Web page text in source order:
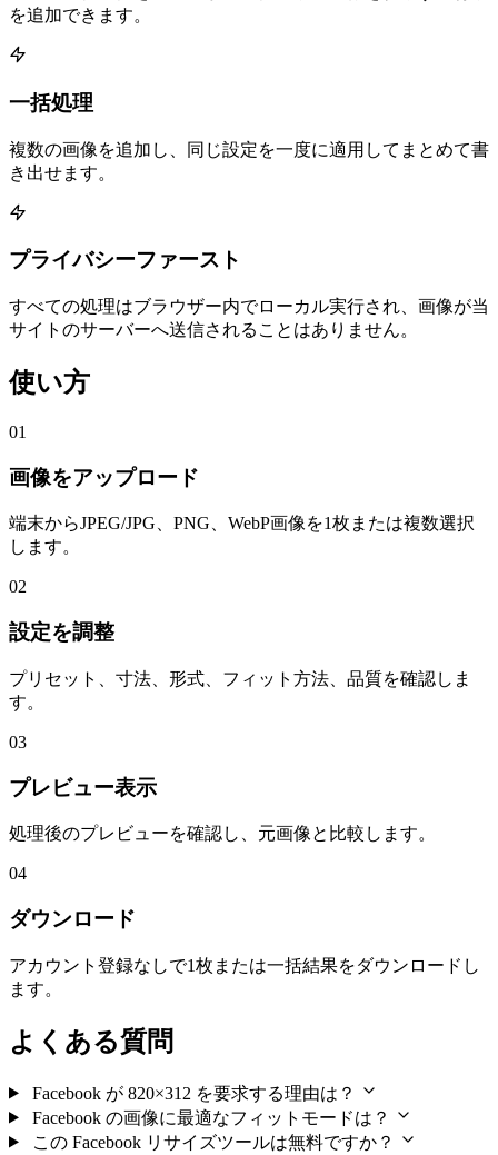
を追加できます。
一括処理
複数の画像を追加し、同じ設定を一度に適用してまとめて書
き出せます。
プライバシーファースト
すべての処理はブラウザー内でローカル実行され、画像が当
サイトのサーバーへ送信されることはありません。
使い方
01
画像をアップロード
端末からJPEG/JPG、PNG、WebP画像を1枚または複数選択
します。
02
設定を調整
プリセット、寸法、形式、フィット方法、品質を確認しま
す。
03
プレビュー表示
処理後のプレビューを確認し、元画像と比較します。
04
ダウンロード
アカウント登録なしで1枚または一括結果をダウンロードし
ます。
よくある質問
Facebook が 820×312 を要求する理由は？
Facebook の画像に最適なフィットモードは？
この Facebook リサイズツールは無料ですか？